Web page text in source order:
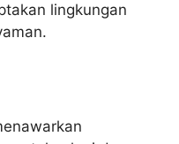
lingkungan